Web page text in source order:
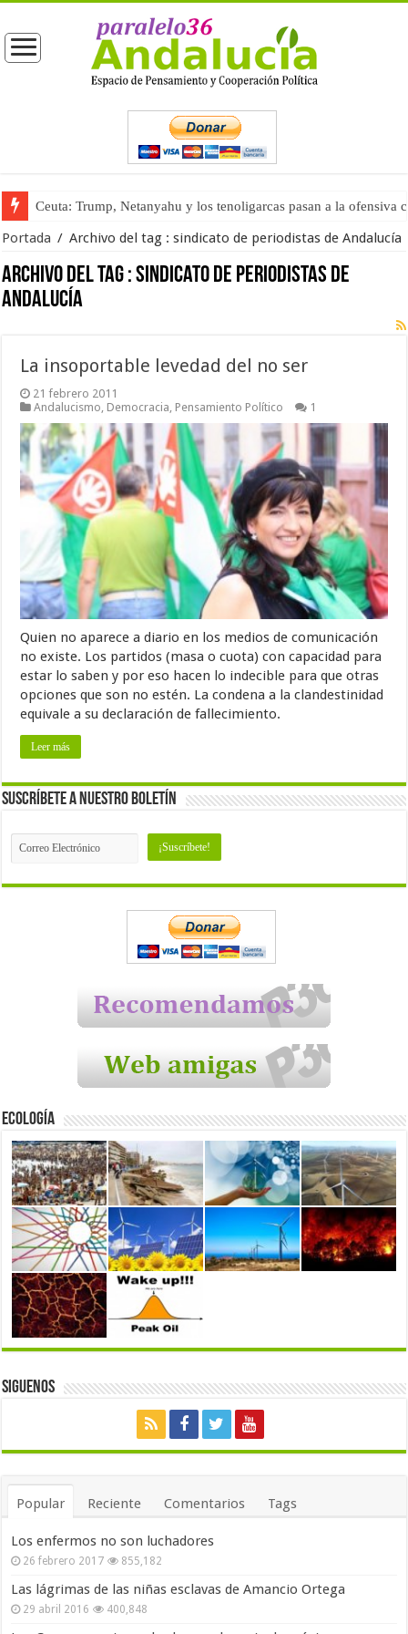
Ceuta: Trump, Netanyahu y los tenoligarcas pasan a la ofensiva
Portada / Archivo del tag :sindicato de periodistas de Andalucía
Archivo del tag :sindicato de periodistas de
Andalucía
La insoportable levedad del no ser
21 febrero 2011
Andalucismo, Democracia, Pensamiento Político 1
Quien no aparece a diario en los medios de comunicación
no existe. Los partidos (masa o cuota) con capacidad para
estar lo saben y por eso hacen lo indecible para que otras
opciones que son no estén. La condena a la clandestinidad
equivale a su declaración de fallecimiento.
Leer más
Suscríbete a nuestro Boletín
Ecología
Siguenos
Popular Reciente Comentarios Tags
Los enfermos no son luchadores
26 febrero 2017 855,182
Las lágrimas de las niñas esclavas de Amancio Ortega
29 abril 2016 400,848